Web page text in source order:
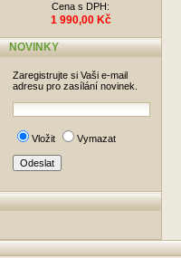
Cena s DPH:
1 990,00 Kč
NOVINKY
Zaregistrujte si Vaši e-mail
adresu pro zasílání novinek.
Vložit Vymazat